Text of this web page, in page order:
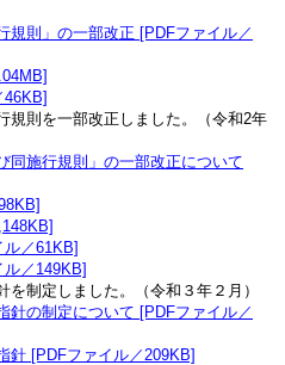
規則」の一部改正 [PDFファイル／
46KB]
規則を一部改正しました。（令和2年
同施行規則」の一部改正について
／61KB]
／149KB]
制定しました。（令和３年２月）
針の制定について [PDFファイル／
針 [PDFファイル／209KB]